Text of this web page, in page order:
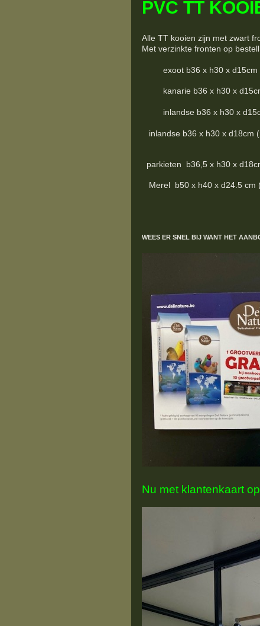
PVC TT
Alle TT kooien zijn met zwart
Met verzinkte fronten op
exoot b36 x h30 x d15cm
kanarie b36 x h30 x d15cm
inlandse b36 x h30 x
inlandse b36 x h30 x d18cm
parkieten b36,5 x h30 x
Merel b50 x h40 x d24.5 cm
WEES ER SNEL BIJ WANT HET
Nu met klantenkaart